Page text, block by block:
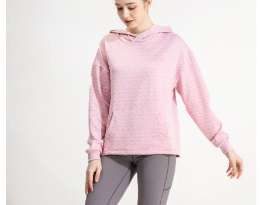
每筆NT$100，滿NT$699(含以上)免運費
每筆NT$100，滿NT$699(含以上)免運費